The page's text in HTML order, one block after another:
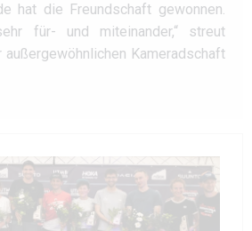
hat die Freundschaft gewonnen.
für- und miteinander,“ streut
Kameradschaft